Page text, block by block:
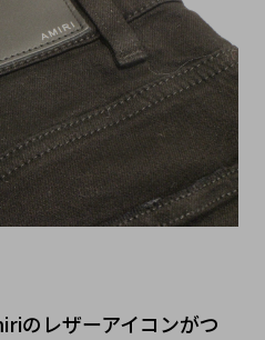
のレザーアイコンがつ